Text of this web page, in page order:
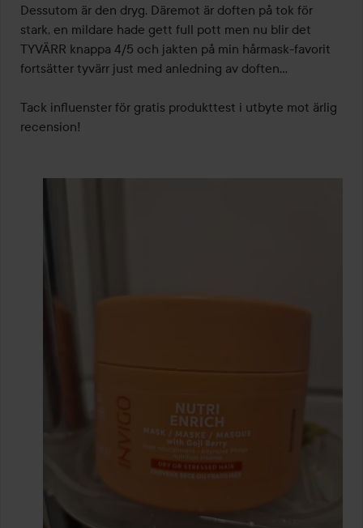
Dessutom är den dryg. Däremot är doften på tok för
stark, en mildare hade gett full pott men nu blir det
TYVÄRR knappa 4/5 och jakten på min hårmask-favorit
fortsätter tyvärr just med anledning av doften...
Tack influenster för gratis produkttest i utbyte mot ärlig
recension!